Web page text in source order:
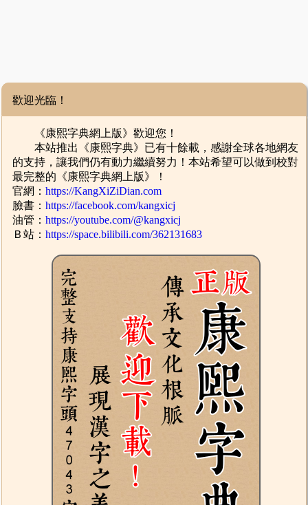
歡迎光臨！
《康熙字典網上版》歡迎您！
本站推出《康熙字典》已有十餘載，感謝全球各地網友
的支持，讓我們仍有動力繼續努力！本站希望可以做到校對
最完整的《康熙字典網上版》！
官網：https://KangXiZiDian.com
臉書：https://facebook.com/kangxicj
油管：https://youtube.com/@kangxicj
Ｂ站：https://space.bilibili.com/362131683